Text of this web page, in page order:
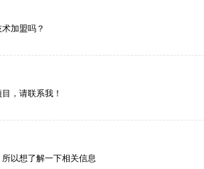
加盟吗？
，请联系我！
以想了解一下相关信息